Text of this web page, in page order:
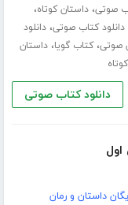
صوتی،داستان کوتاه،
دانلود کتاب صوتی،دانلود
صوتی،کتاب گویا،داستان
دانلود کتاب صوتی
داستان و رمان